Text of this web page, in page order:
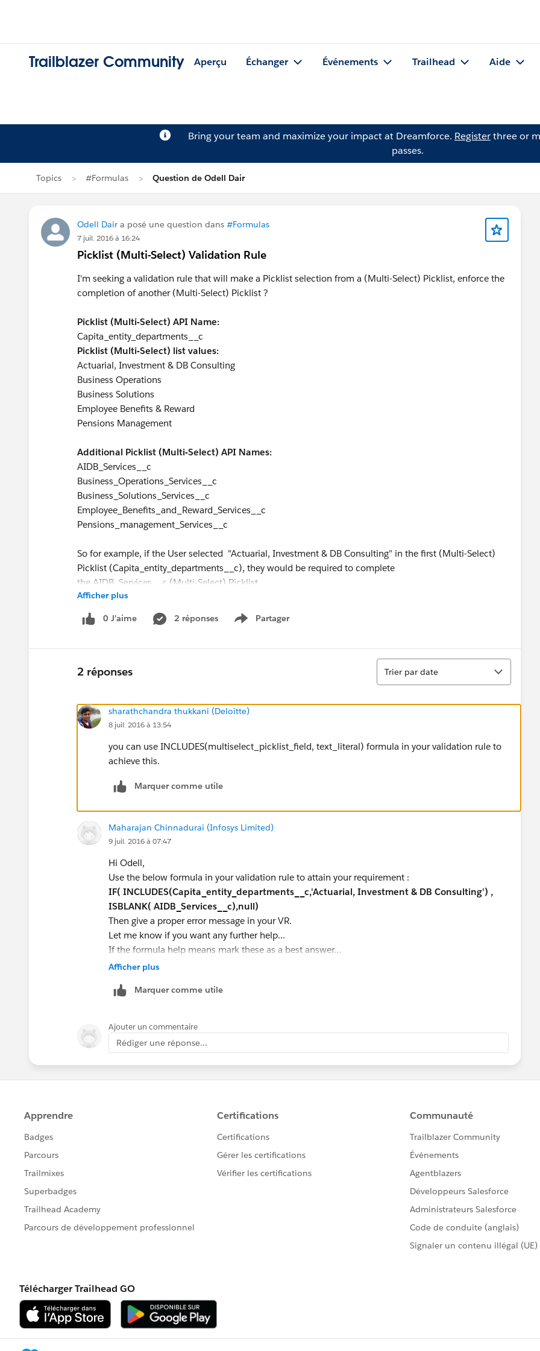
Trailblazer Community Aperçu Échanger Événements Trailhead Aide
Bring your team and maximize your impact at Dreamforce. Registerthree or
passes.
Topics #Formulas Question de Odell Dair
Odell Dair a posé une question dans #Formulas
7 juil. 2016 à 16:24
Picklist (Multi-Select) Validation Rule
I'm seeking a validation rule that will make a Picklist selection from a (Multi-Select) Picklist, enforce the
completion of another (Multi-Select) Picklist ?
Picklist (Multi-Select) API Name:
Capita_entity_departments__c
Picklist (Multi-Select) list values:
Actuarial, Investment & DB Consulting
Business Operations
Business Solutions
Employee Benefits & Reward
Pensions Management
Additional Picklist (Multi-Select) API Names:
AIDB_Services__c
Business_Operations_Services__c
Business_Solutions_Services__c
Employee_Benefits_and_Reward_Services__c
Pensions_management_Services__c
So for example, if the User selected "Actuarial, Investment & DB Consulting" in the first (Multi-Select)
Picklist (Capita_entity_departments__c), they would be required to complete
the AIDB_Services__c (Multi-Select) Picklist.
Thank you so much
Afficher plus
0 J’aime 2 réponses Partager
Show menu
2 réponses
Tri
Trier par date
sharathchandra thukkani (Deloitte)
8 juil. 2016 à 13:54
you can use INCLUDES(multiselect_picklist_field, text_literal) formula in your validation rule to
achieve this.
Marquer comme utile
Maharajan Chinnadurai (Infosys Limited)
9 juil. 2016 à 07:47
Hi Odell,
Use the below formula in your validation rule to attain your requirement :
IF( INCLUDES(Capita_entity_departments__c,'Actuarial, Investment & DB Consulting') ,
ISBLANK( AIDB_Services__c),null)
Then give a proper error message in your VR.
Let me know if you want any further help...
If the formula help means mark these as a best answer...
Thanks,
(Sweet Potato Tec)
Afficher plus
Marquer comme utile
Ajouter un commentaire
Rédiger une réponse...